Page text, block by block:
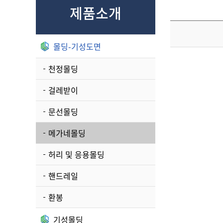
제품소개
몰딩-기성도면
천정몰딩
걸레받이
문선몰딩
메가네몰딩
허리 및 응용몰딩
핸드레일
환봉
기성몰딩